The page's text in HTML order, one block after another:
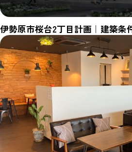
伊勢原市桜台2丁目計画｜建築条